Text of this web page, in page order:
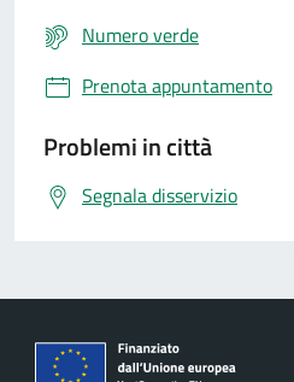
Numero verde
Prenota appuntamento
Problemi in città
Segnala disservizio